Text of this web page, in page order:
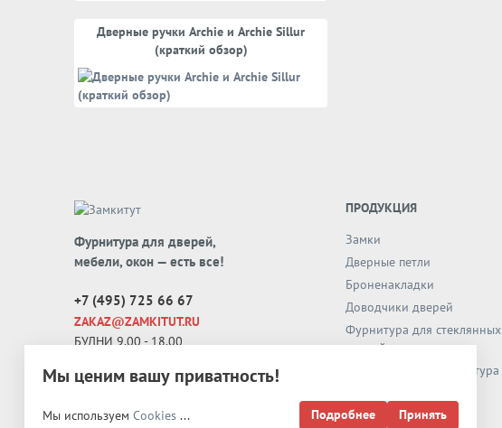
Дверные ручки Archie и Archie Sillur
(краткий обзор)
Фурнитура для дверей,
мебели, окон — есть все!
+7 (495) 725 66 67
ZAKAZ@ZAMKITUT.RU
БУДНИ 9.00 - 18.00
ПРОДУКЦИЯ
Замки
Дверные петли
Броненакладки
Доводчики дверей
Фурнитура для стеклянных
дверей
Оконная и ПВХ фурнитура
Автопороги
Мы ценим вашу приватность!
Мы используем Cookies... Подробнее Принять